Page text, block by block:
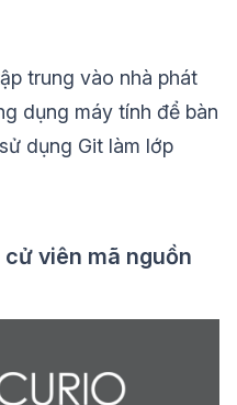
trung vào nhà phát
dụng máy tính để bàn
dụng Git làm lớp
viên mã nguồn